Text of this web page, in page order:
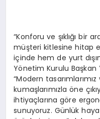
“Konforu ve şıklığı bir
müşteri kitlesine hitap
içinde hem de yurt
Yönetim Kurulu Başkan
“Modern
kumaşlarımızla öne
ihtiyaçlarına göre
sunuyoruz. Günlük